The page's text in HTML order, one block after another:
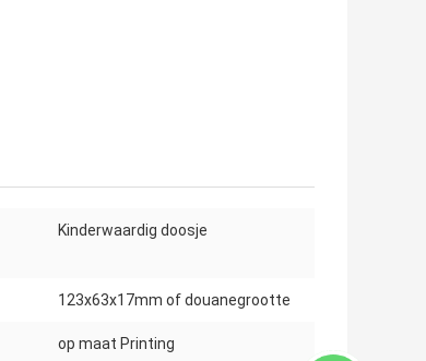
Kinderwaardig doosje
123x63x17mm of douanegrootte
op maat Printing